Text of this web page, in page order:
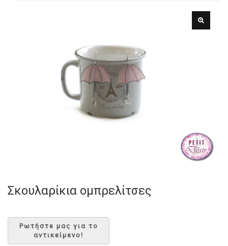
Σκουλαρίκια ομπρελίτσες